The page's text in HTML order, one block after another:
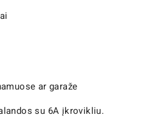
ar garaže
su 6A įkrovikliu.